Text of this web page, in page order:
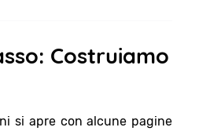
Costruiamo
si apre con alcune pagine